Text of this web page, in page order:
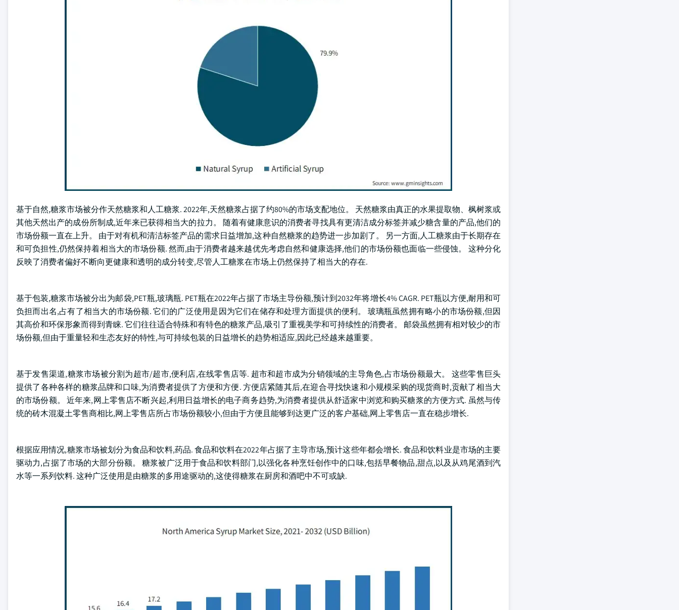
基于自然,糖浆市场被分作天然糖浆和人工糖浆. 2022年,天然糖浆占据了约80%的市场支配地位。 天然糖浆由真正的水果提取物、枫树浆或
其他天然出产的成份所制成,近年来已获得相当大的拉力。 随着有健康意识的消费者寻找具有更清洁成分标签并减少糖含量的产品,他们的
市场份额一直在上升。 由于对有机和清洁标签产品的需求日益增加,这种自然糖浆的趋势进一步加剧了。 另一方面,人工糖浆由于长期存在
和可负担性,仍然保持着相当大的市场份额. 然而,由于消费者越来越优先考虑自然和健康选择,他们的市场份额也面临一些侵蚀。 这种分化
反映了消费者偏好不断向更健康和透明的成分转变,尽管人工糖浆在市场上仍然保持了相当大的存在.
基于包装,糖浆市场被分出为邮袋,PET瓶,玻璃瓶. PET瓶在2022年占据了市场主导份额,预计到2032年将增长4% CAGR. PET瓶以方便,耐用和可
负担而出名,占有了相当大的市场份额. 它们的广泛使用是因为它们在储存和处理方面提供的便利。 玻璃瓶虽然拥有略小的市场份额,但因
其高价和环保形象而得到青睐. 它们往往适合特殊和有特色的糖浆产品,吸引了重视美学和可持续性的消费者。 邮袋虽然拥有相对较少的市
场份额,但由于重量轻和生态友好的特性,与可持续包装的日益增长的趋势相适应,因此已经越来越重要。
基于发售渠道,糖浆市场被分割为超市/超市,便利店,在线零售店等. 超市和超市成为分销领域的主导角色,占市场份额最大。 这些零售巨头
提供了各种各样的糖浆品牌和口味,为消费者提供了方便和方便. 方便店紧随其后,在迎合寻找快速和小规模采购的现货商时,贡献了相当大
的市场份额。 近年来,网上零售店不断兴起,利用日益增长的电子商务趋势,为消费者提供从舒适家中浏览和购买糖浆的方便方式. 虽然与传
统的砖木混凝土零售商相比,网上零售店所占市场份额较小,但由于方便且能够到达更广泛的客户基础,网上零售店一直在稳步增长.
根据应用情况,糖浆市场被划分为食品和饮料,药品. 食品和饮料在2022年占据了主导市场,预计这些年都会增长. 食品和饮料业是市场的主要
驱动力,占据了市场的大部分份额。 糖浆被广泛用于食品和饮料部门,以强化各种烹饪创作中的口味,包括早餐物品,甜点,以及从鸡尾酒到汽
水等一系列饮料. 这种广泛使用是由糖浆的多用途驱动的,这使得糖浆在厨房和酒吧中不可或缺.